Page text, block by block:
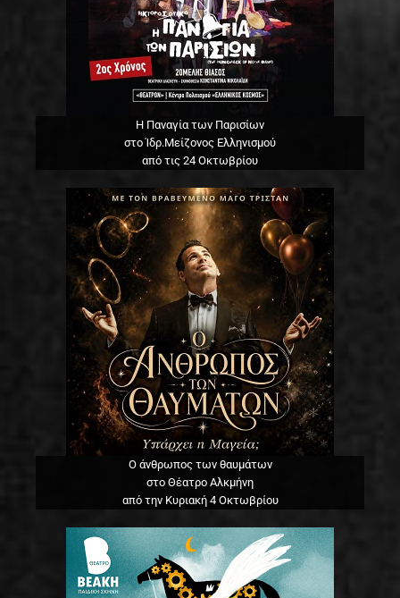
Η Παναγία των Παρισίων
στο Ίδρ.Μείζονος Ελληνισμού
από τις 24 Οκτωβρίου
Ο άνθρωπος των θαυμάτων
στο Θέατρο Αλκμήνη
από την Κυριακή 4 Οκτωβρίου